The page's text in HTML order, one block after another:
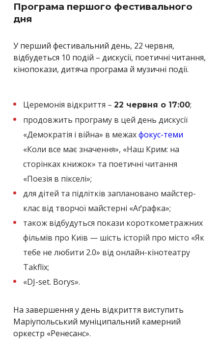
Програма першого фестивального
дня
У перший фестивальний день, 22 червня,
відбудеться 10 подій – дискусії, поетичні читання,
кінопокази, дитяча програма й музичні події.
Церемонія відкриття – 22 червня о 17:00;
продовжить програму в цей день дискусії
«Демократія і війна» в межахфокус-теми
«Коли все має значення», «Наш Крим: на
сторінках книжок» та поетичні читання
«Поезія в пікселі»;
для дітей та підлітків заплановано майстер-
клас від творчої майстерні «Аґрафка»;
також відбудуться покази короткометражних
фільмів про Київ — шість історій про місто «Як
тебе не любити 2.0» від онлайн-кінотеатру
Takflix;
«DJ-set. Borys».
На завершення у день відкриття виступить
Маріупольський муніципальний камерний
оркестр «Ренесанс».